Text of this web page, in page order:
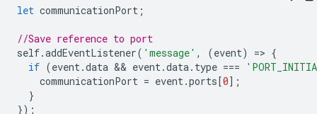
let communicationPort ;
//Save reference to port
self.addEventListener( 'message' , (event) => {
if (event.data && event.data. type ===
communicationPort = event.ports [0];
}
});